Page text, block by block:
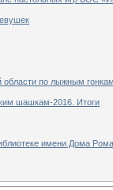
области по лыжным
шашкам-2016. Итоги
имени Дома